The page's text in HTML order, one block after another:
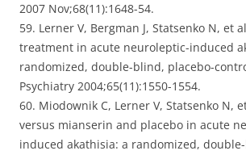
2007 Nov;68(11):1648-54.
59. Lerner V, Bergman J, Statsenko N, et
treatment in acute neuroleptic-induced
randomized, double-blind, placebo-
Psychiatry 2004;65(11):1550-1554.
60. Miodownik C, Lerner V, Statsenko N,
versus mianserin and placebo in acute
induced akathisia: a randomized,